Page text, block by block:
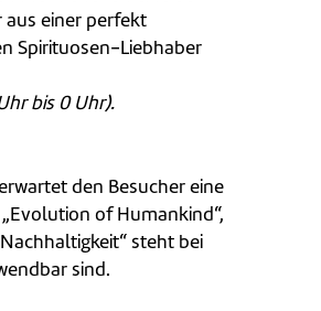
aus einer perfekt
Spirituosen-Liebhaber
bis 0 Uhr).
den Besucher eine
of Humankind“,
steht bei
sind.